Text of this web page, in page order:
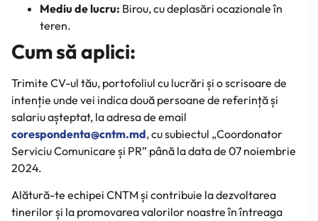
Mediu de lucru: Birou, cu deplasări ocazionale în
teren.
Cum să aplici:
Trimite CV-ul tău, portofoliul cu lucrări și o scrisoare de
intenție unde vei indica două persoane de referință și
salariu așteptat, la adresa de email
corespondenta@cntm.md, cu subiectul „Coordonator
Serviciu Comunicare și PR” până la data de 07 noiembrie
2024.
Alătură-te echipei CNTM și contribuie la dezvoltarea
tinerilor și la promovarea valorilor noastre în întreaga